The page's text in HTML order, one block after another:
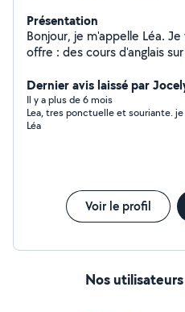
Présentation
Bonjour, je m'appelle Léa. Je vous propose une triple
offre : des cours d'anglais
ainsi que de la photographie en
à me contacter afin d'obtenir
manière dont nous pouvons
de l'apprentissage une
Dernier avis laissé par
Il y a plus de 6 mois
Lea, tres ponctuelle et souriante.
Léa
Voir le profil
Nos